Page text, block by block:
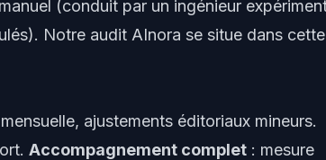
(conduit par un ingénieur
Notre audit AInora se situe dans cette
ajustements éditoriaux mineurs.
Accompagnement complet : mesure